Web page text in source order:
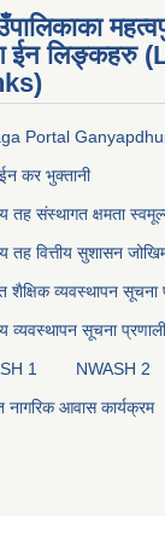
ईन लिङ्कहरु
Portal
कर भुक्तानी
तह संस्थागत क्षमता
तह वित्तीय सुशासन
शैक्षिक व्यवस्थापन सूचना
व्यवस्थापन सूचना प्रणाली
1
NWASH 2
नागरिक आवास कार्यक्रम